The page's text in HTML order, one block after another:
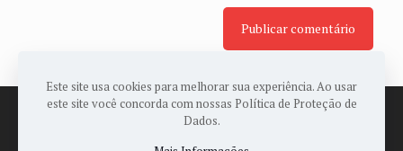
Este site usa cookies para melhorar sua experiência. Ao usar
este site você concorda com nossas Política de Proteção de
Dados.